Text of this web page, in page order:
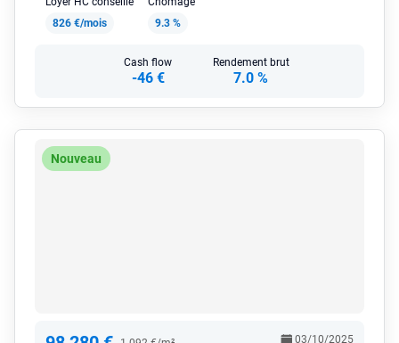
826 €/mois
9.3 %
Cash flow
-46 €
Rendement brut
7.0 %
Nouveau
03/10/2025